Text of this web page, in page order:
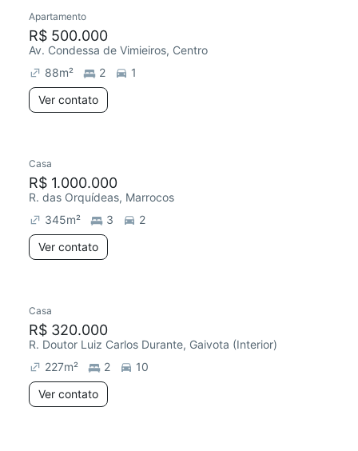
Chegou este mês
Apartamento
R$ 500.000
Av. Condessa de Vimieiros, Centro
88m² 2
1
Ver contato
Casa
R$ 1.000.000
R. das Orquídeas, Marrocos
345m² 3
2
Ver contato
Casa
R$ 320.000
R. Doutor Luiz Carlos Durante, Gaivota (Interior)
227m² 2
10
Ver contato